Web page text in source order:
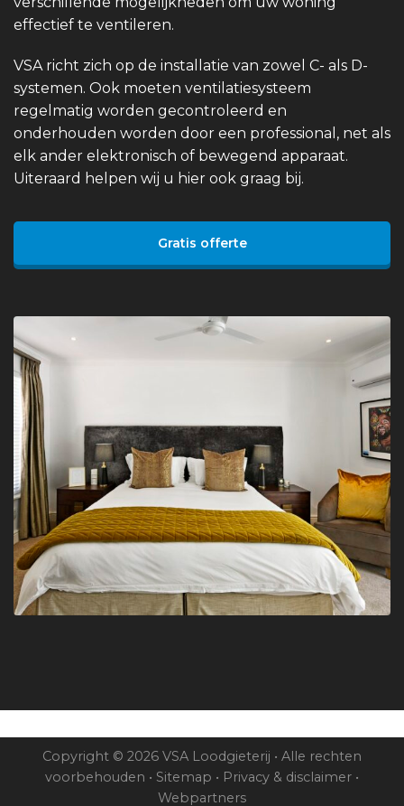
effectief te ventileren.
VSA richt zich op de installatie van zowel C- als D-
systemen. Ook moeten ventilatiesysteem
regelmatig worden gecontroleerd en
onderhouden worden door een professional, net als
elk ander elektronisch of bewegend apparaat.
Uiteraard helpen wij u hier ook graag bij.
Gratis offerte
Copyright © 2026 VSA Loodgieterij • Alle rechten
voorbehouden • Sitemap • Privacy & disclaimer •
Webpartners